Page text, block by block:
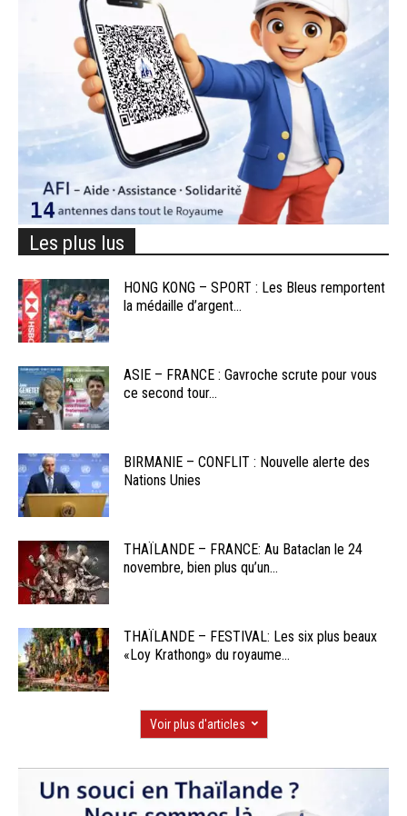
Les plus lus
HONG KONG – SPORT : Les Bleus remportent
la médaille d’argent...
ASIE – FRANCE : Gavroche scrute pour vous
ce second tour...
BIRMANIE – CONFLIT : Nouvelle alerte des
Nations Unies
THAÏLANDE – FRANCE: Au Bataclan le 24
novembre, bien plus qu’un...
THAÏLANDE – FESTIVAL: Les six plus beaux
«Loy Krathong» du royaume...
Voir plus d'articles